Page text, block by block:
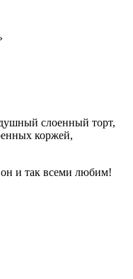
слоенный торт,
коржей,
и так всеми любим!